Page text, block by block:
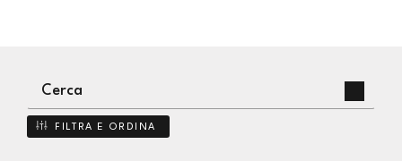
FILTRA E ORDINA